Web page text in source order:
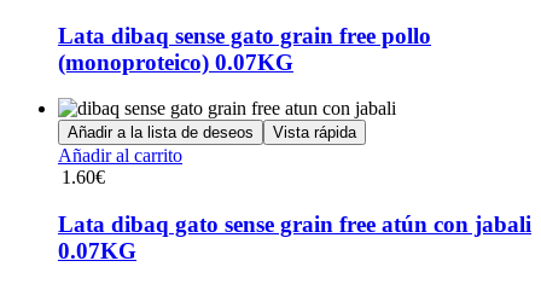
página
de
producto
Lata dibaq sense gato grain free pollo
(monoproteico) 0.07KG
Añadir a la lista de deseos Vista rápida
Añadir al carrito
1.60€
Lata dibaq gato sense grain free atún con jabali
0.07KG